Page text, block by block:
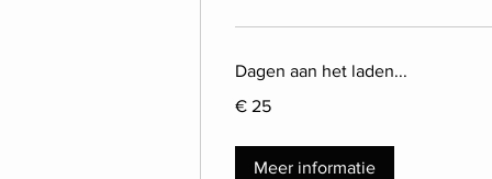
Dagen aan het laden...
euro
€ 25
Meer informatie